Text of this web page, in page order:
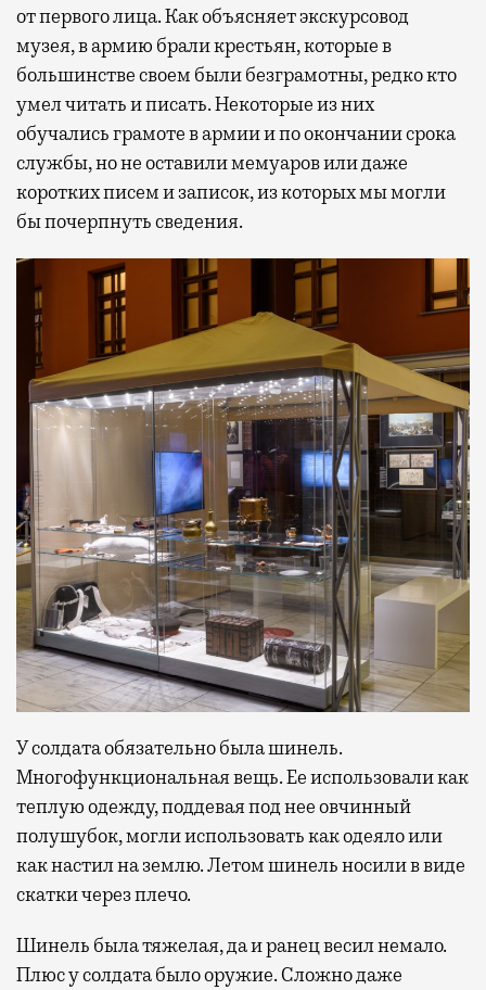
от первого лица. Как объясняет экскурсовод
музея, в армию брали крестьян, которые в
большинстве своем были безграмотны, редко кто
умел читать и писать. Некоторые из них
обучались грамоте в армии и по окончании срока
службы, но не оставили мемуаров или даже
коротких писем и записок, из которых мы могли
бы почерпнуть сведения.
У солдата обязательно была шинель.
Многофункциональная вещь. Ее использовали как
теплую одежду, поддевая под нее овчинный
полушубок, могли использовать как одеяло или
как настил на землю. Летом шинель носили в виде
скатки через плечо.
Шинель была тяжелая, да и ранец весил немало.
Плюс у солдата было оружие. Сложно даже